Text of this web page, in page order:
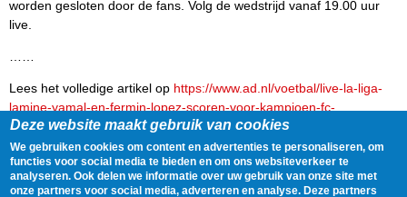
worden gesloten door de fans. Volg de wedstrijd vanaf 19.00 uur
live.
Lees het volledige artikel op https://www.ad.nl/voetbal/live-la-liga-
lamine-yamal-en-fermin-lopez-scoren-voor-kampioen-fc-
barcelona~aa8ca88a/
Delen Tweet 18 May, 2025 - 19:40
Deze website maakt gebruik van cookies
We gebruiken cookies om content en advertenties te personaliseren, om
functies voor social media te bieden en om ons websiteverkeer te
analyseren. Ook delen we informatie over uw gebruik van onze site met
onze partners voor social media, adverteren en analyse. Deze partners